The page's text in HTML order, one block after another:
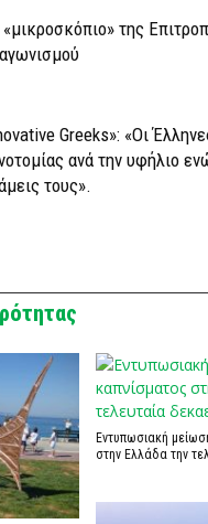
της
Greeks»: «Οι
ανά την υφήλιο
τους».
Εντυπωσιακή
στην Ελλάδα την